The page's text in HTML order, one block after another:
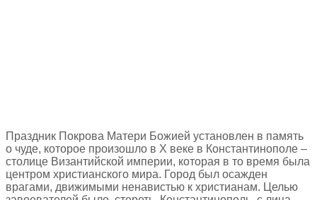
Праздник Покрова Матери Божией установлен в память
о чуде, которое произошло в Х веке в Константинополе –
столице Византийской империи, которая в то время была
центром христианского мира. Город был осажден
врагами, движимыми ненавистью к христианам. Целью